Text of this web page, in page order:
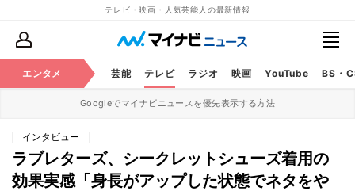
テレビ・映画・人気芸能人の最新情報
エンタメ 芸能 テレビ ラジオ 映画 YouTube BS・
Googleでマイナビニュースを優先表示する方法
インタビュー
ラブレターズ、シークレットシューズ着用の
効果実感「身長がアップした状態でネタをや